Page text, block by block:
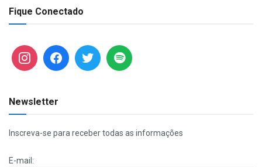
Fique Conectado
Newsletter
Inscreva-se para receber todas as informações
E-mail: